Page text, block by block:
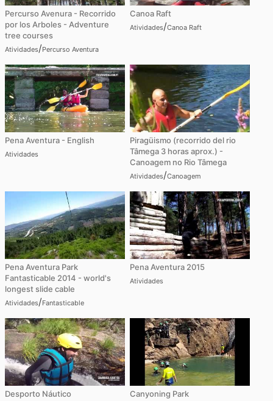
Percurso Avenura - Recorrido
por los Arboles - Adventure
tree courses
Atividades/Percurso Aventura
Canoa Raft
Atividades/Canoa Raft
Pena Aventura - English
Atividades
Piragüismo (recorrido del rio
Tâmega 3 horas aprox.) -
Canoagem no Rio Tâmega
Atividades/Canoagem
Pena Aventura Park
Fantasticable 2014 - world's
longest slide cable
Atividades/Fantasticable
Pena Aventura 2015
Atividades
Desporto Náutico Canyoning Park